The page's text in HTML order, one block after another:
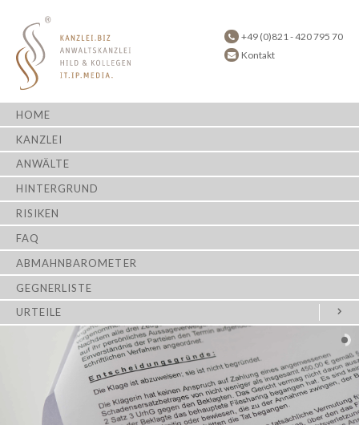
+49 (0)821 - 420 795 70
Kontakt
HOME
KANZLEI
ANWÄLTE
HINTERGRUND
RISIKEN
FAQ
ABMAHNBAROMETER
GEGNERLISTE
URTEILE